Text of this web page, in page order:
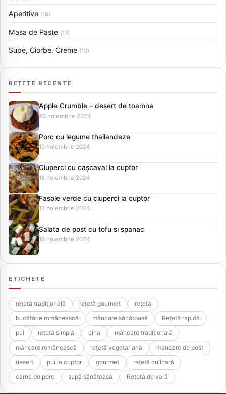
Aperitive (18)
Masa de Paste (17)
Supe, Ciorbe, Creme (13)
REȚETE RECENTE
Apple Crumble – desert de toamna
20 noiembrie 2024
Porc cu legume thailandeze
19 noiembrie 2024
Ciuperci cu cașcaval la cuptor
18 noiembrie 2024
Fasole verde cu ciuperci la cuptor
17 noiembrie 2024
Salata de post cu tofu si spanac
16 noiembrie 2024
ETICHETE
rețetă tradițională rețetă gourmet
rețetă
bucătărie românească
mâncare sănătoasă
Rețetă rapidă
pui
rețetă simplă cina
mâncare tradițională
mâncare românească
rețetă vegetariană
mancare de post
desert
pui la cuptor gourmet
rețetă culinară
carne de porc
supă sănătoasă Rețetă de vară